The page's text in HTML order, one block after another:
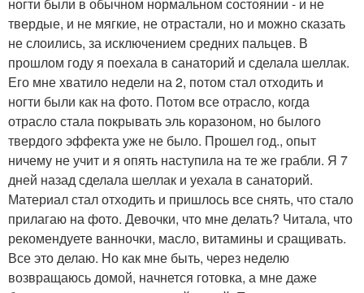
твердые, и не мягкие, не отрастали, но и можно сказать
не слоились, за исключением средних пальцев. В
прошлом году я поехала в санаторий и сделала шеллак.
Его мне хватило недели на 2, потом стал отходить и
ногти были как на фото. Потом все отрасло, когда
отрасло стала покрывать эль коразоном, но былого
твердого эффекта уже не было. Прошел год., опыт
ничему не учит и я опять наступила на те же грабли. Я 7
дней назад сделала шеллак и уехала в санаторий.
Материал стал отходить и пришлось все снять, что стало
прилагаю на фото. Девочки, что мне делать? Читала, что
рекомендуете ванночки, масло, витамины и сращивать.
Все это делаю. Но как мне быть, через неделю
возвращаюсь домой, начнется готовка, а мне даже